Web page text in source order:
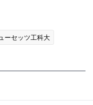
ーセッツ工科大